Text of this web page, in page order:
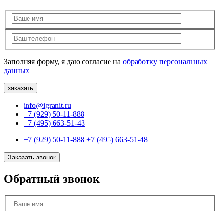
Заполняя форму, я даю согласие на обработку персональных
данных
info@igranit.ru
+7 (929) 50-11-888
+7 (495) 663-51-48
+7 (929) 50-11-888 +7 (495) 663-51-48
Заказать звонок
Обратный звонок